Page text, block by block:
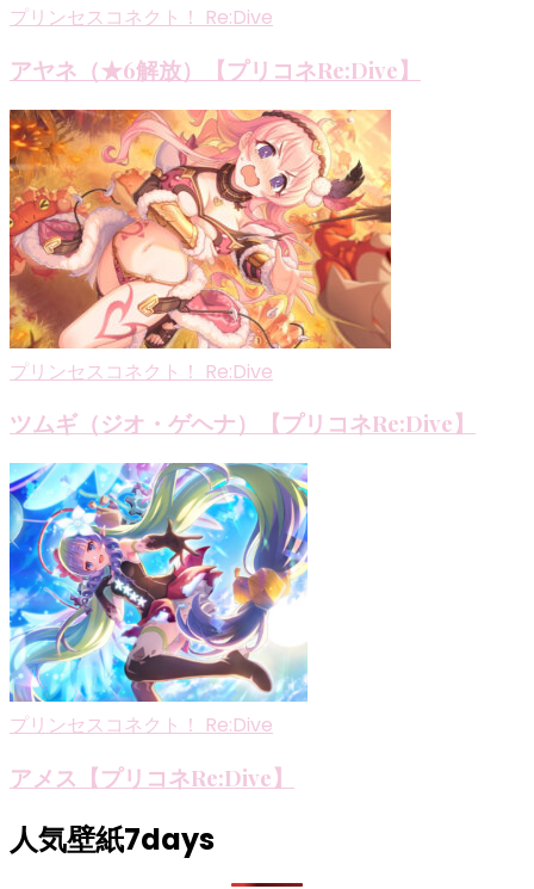
プリンセスコネクト！ Re:Dive
アヤネ（★6解放）【プリコネRe:Dive】
プリンセスコネクト！ Re:Dive
ツムギ（ジオ・ゲヘナ）【プリコネRe:Dive】
プリンセスコネクト！ Re:Dive
アメス【プリコネRe:Dive】
人気壁紙7days